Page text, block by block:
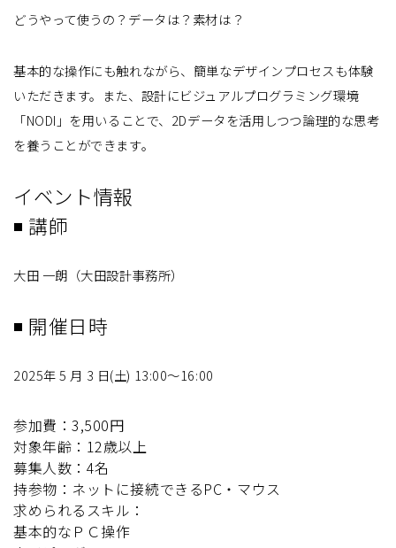
どうやって使うの？データは？素材は？
基本的な操作にも触れながら、簡単なデザインプロセスも体験
いただきます。また、設計にビジュアルプログラミング環境
「NODI」を用いることで、2Dデータを活用しつつ論理的な思考
を養うことができます。
イベント情報
◾ 講師
大田 一朗（大田設計事務所）
◾ 開催日時
2025年 5 月 3 日(土) 13:00〜16:00
参加費：3,500円
対象年齢：12歳以上
募集人数：4名
持参物：ネットに接続できるPC・マウス
求められるスキル：
基本的なＰＣ操作